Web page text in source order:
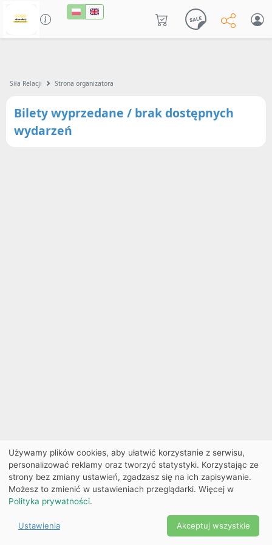
Siła Relacji Strona organizatora
Bilety wyprzedane / brak dostępnych
wydarzeń
Ekobilet2026 |
Ustawienia
cookies
2026
Używamy plików cookies, aby ułatwić korzystanie z serwisu,
personalizować reklamy oraz tworzyć statystyki. Korzystając ze
strony bez zmiany ustawień, zgadzasz się na ich zapisywanie.
Możesz to zmienić w ustawieniach przeglądarki. Więcej w
Polityka prywatności.
Ustawienia Akceptuj wszystkie